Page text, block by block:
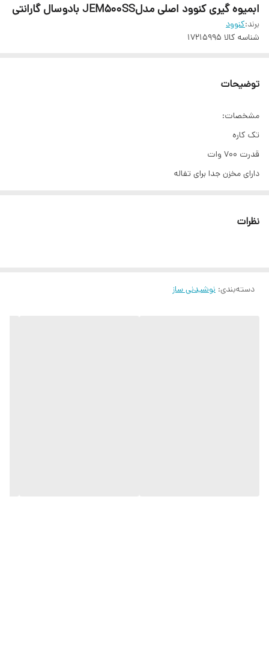
ابمیوه گیری کنوود اصلی مدلJEM500SS بادوسال گارانتی
برند:کنوود
شناسه کالا 17215995
توضیحات
مشخصات:
تک کاره
قدرت 700 وات
دارای مخزن جدا برای تفاله
نظرات
دسته‌بندی: نوشیدنی ساز